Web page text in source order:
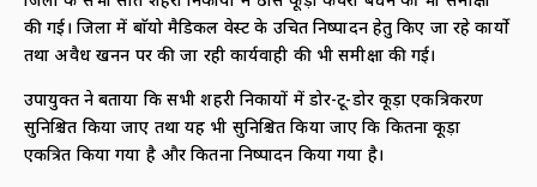
की गई। जिला में बाॅयो मैडिकल वेस्ट के उचित निष्पादन हेतु किए जा रहे कार्यो
तथा अवैध खनन पर की जा रही कार्यवाही की भी समीक्षा की गई।
उपायुक्त ने बताया कि सभी शहरी निकायों में डोर-टू-डोर कूड़ा एकत्रिकरण
सुनिश्चित किया जाए तथा यह भी सुनिश्चित किया जाए कि कितना कूड़ा
एकत्रित किया गया है और कितना निष्पादन किया गया है।